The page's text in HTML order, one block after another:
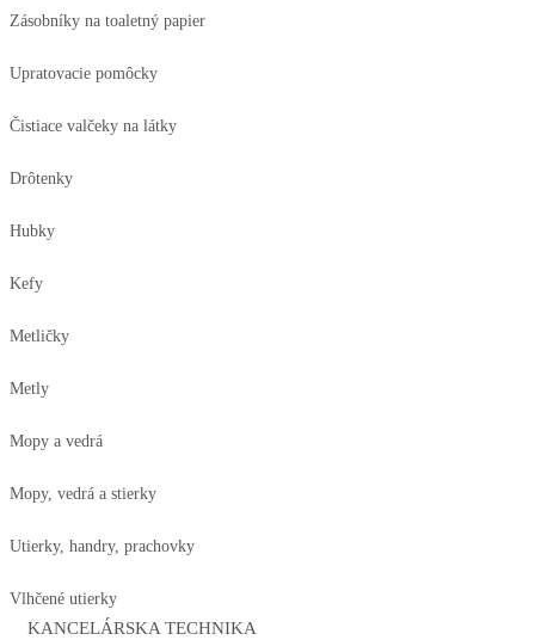
Zásobníky na toaletný papier
Upratovacie pomôcky
Čistiace valčeky na látky
Drôtenky
Hubky
Kefy
Metličky
Metly
Mopy a vedrá
Mopy, vedrá a stierky
Utierky, handry, prachovky
Vlhčené utierky
KANCELÁRSKA TECHNIKA